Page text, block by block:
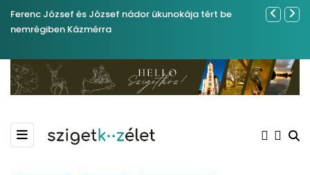
Ferenc József és József nádor ükunokája tért be
nemrégiben Kázmérra
Év